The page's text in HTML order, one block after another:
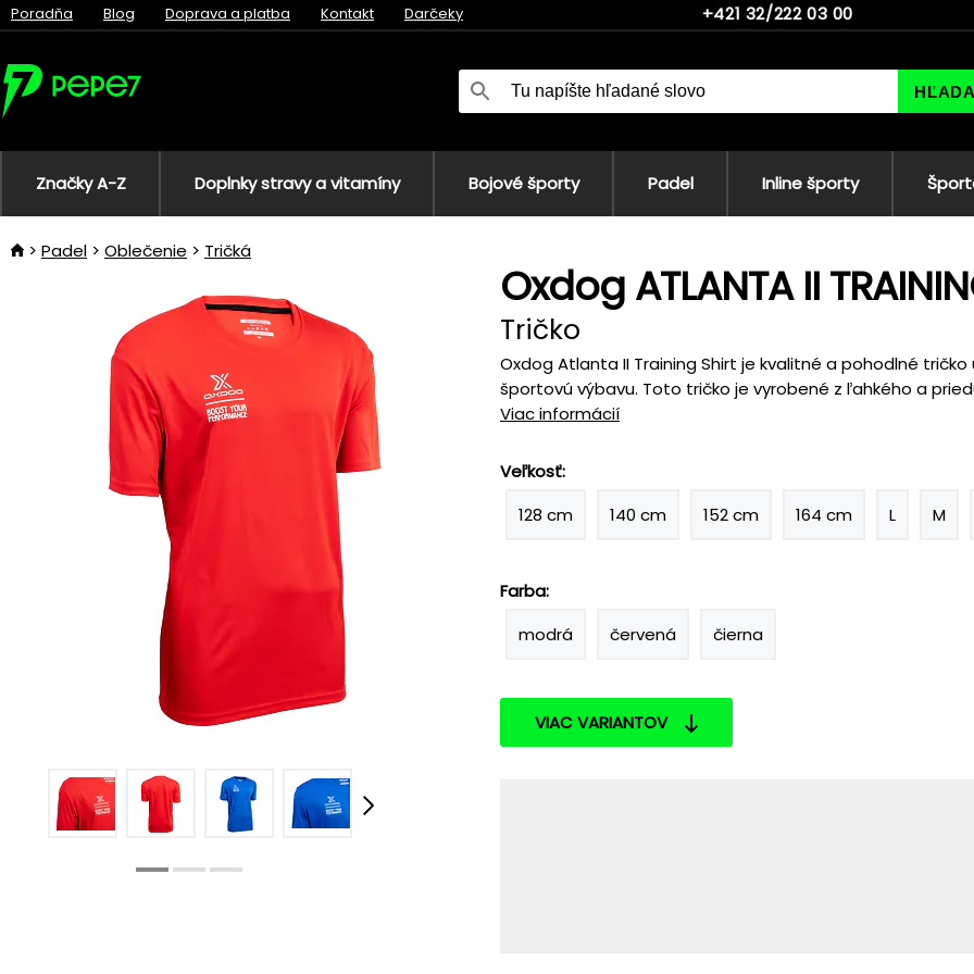
Poradňa Blog Doprava a platba Kontakt Darčeky +421 32/222 03 00
Značky A-Z Doplnky stravy a vitamíny Bojové športy Padel Inline športy
Padel Oblečenie Tričká
Oxdog ATLANTA II
Tričko
Oxdog Atlanta II Training Shirt je kvalitné a pohodlné
športovú výbavu. Toto tričko je vyrobené z ľahkého a
Viac informácií
Veľkosť:
128 cm
140 cm 152 cm 164 cm L M
Farba:
modrá
červená čierna
VIAC VARIANTOV